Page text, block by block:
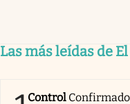
Las más leídas de
Control